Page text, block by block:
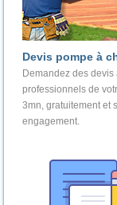
Devis pompe à
Demandez des devis
professionnels de
3mn, gratuitement et
engagement.